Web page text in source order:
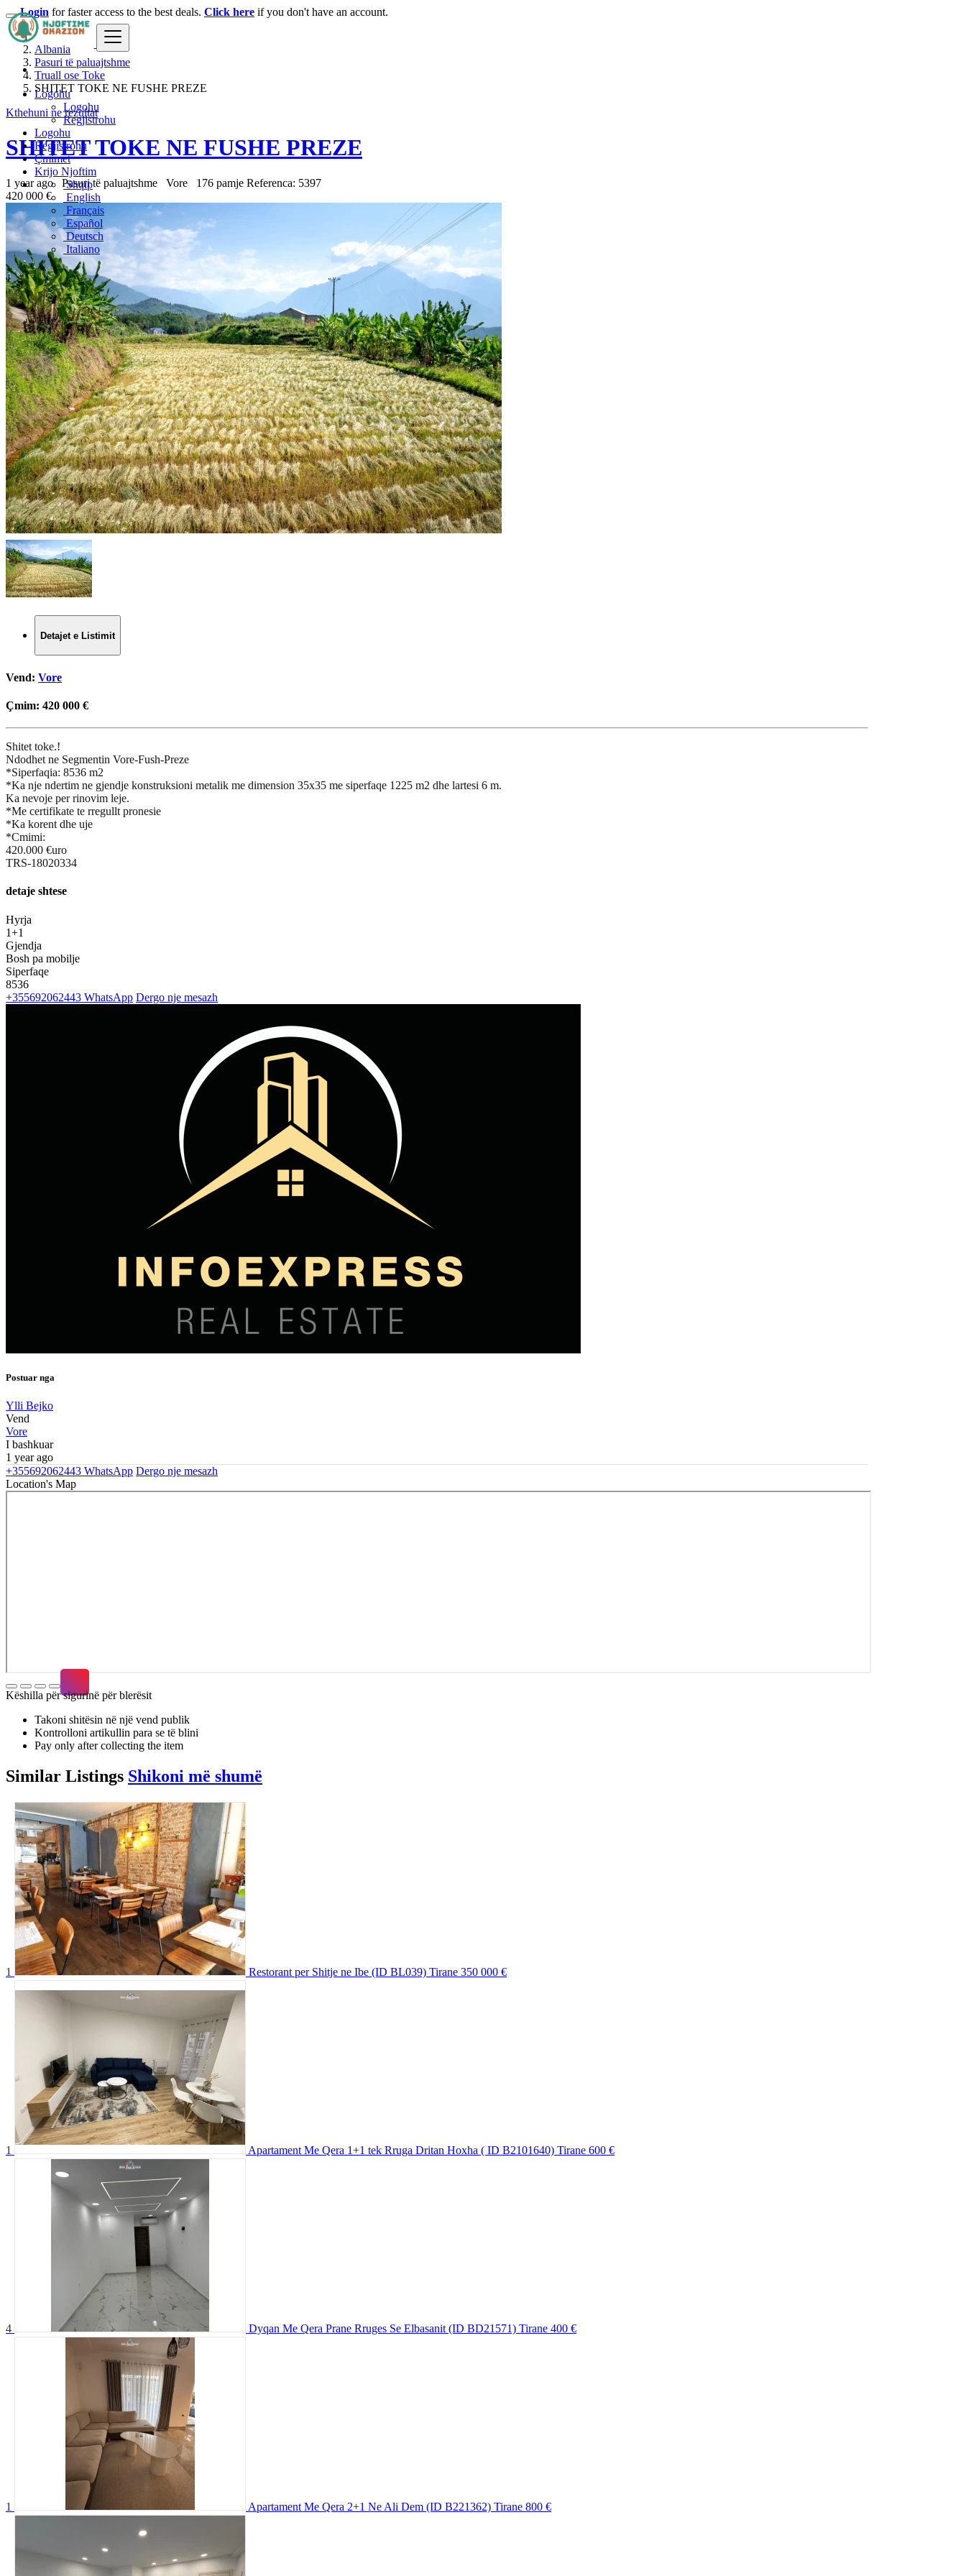
Logohu
Logohu
Regjistrohu
Logohu
Regjistrohu
Çmimet
Krijo Njoftim
Shqip
English
Français
Español
Deutsch
Italiano
Login for faster access to the best deals. Click here if you don't have an account.
Albania
Pasuri të paluajtshme
Truall ose Toke
SHITET TOKE NE FUSHE PREZE
Kthehuni ne rezultat
SHITET TOKE NE FUSHE PREZE
1 year ago Pasuri të paluajtshme Vore 176 pamje Referenca: 5397
420 000 €
Detajet e Listimit
Vend: Vore
Çmim: 420 000 €
Shitet toke.!
Ndodhet ne Segmentin Vore-Fush-Preze
*Siperfaqia: 8536 m2
*Ka nje ndertim ne gjendje konstruksioni metalik me dimension 35x35 me siperfaqe 1225 m2 dhe lartesi 6 m.
Ka nevoje per rinovim leje.
*Me certifikate te rregullt pronesie
*Ka korent dhe uje
*Cmimi:
420.000 €uro
TRS-18020334
detaje shtese
Hyrja
1+1
Gjendja
Bosh pa mobilje
Siperfaqe
8536
+355692062443 WhatsApp Dergo nje mesazh
Postuar nga
Ylli Bejko
Vend
Vore
I bashkuar
1 year ago
+355692062443 WhatsApp Dergo nje mesazh
Location's Map
Këshilla për sigurinë për blerësit
Takoni shitësin në një vend publik
Kontrolloni artikullin para se të blini
Pay only after collecting the item
Similar Listings Shikoni më shumë
1 Restorant per Shitje ne Ibe (ID BL039) Tirane 350 000 €
1 Apartament Me Qera 1+1 tek Rruga Dritan Hoxha ( ID B2101640) Tirane 600 €
4 Dyqan Me Qera Prane Rruges Se Elbasanit (ID BD21571) Tirane 400 €
1 Apartament Me Qera 2+1 Ne Ali Dem (ID B221362) Tirane 800 €